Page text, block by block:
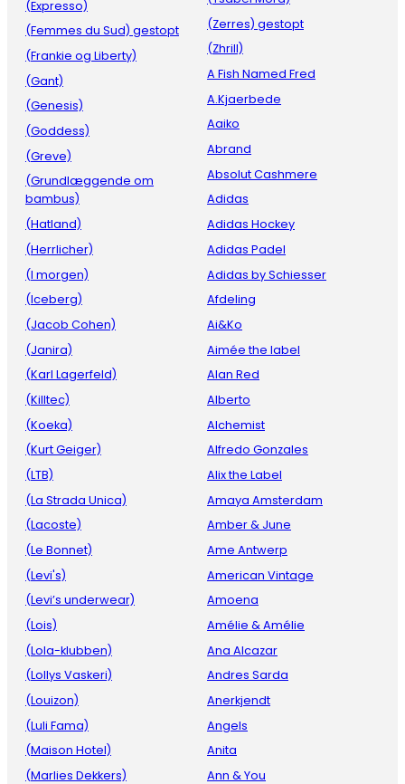
(Expresso)
(Femmes du Sud) gestopt
(Frankie og Liberty)
(Gant)
(Genesis)
(Goddess)
(Greve)
(Grundlæggende om
bambus)
(Hatland)
(Herrlicher)
(I morgen)
(Iceberg)
(Jacob Cohen)
(Janira)
(Karl Lagerfeld)
(Killtec)
(Koeka)
(Kurt Geiger)
(LTB)
(La Strada Unica)
(Lacoste)
(Le Bonnet)
(Levi's)
(Levi’s underwear)
(Lois)
(Lola-klubben)
(Lollys Vaskeri)
(Louizon)
(Luli Fama)
(Maison Hotel)
(Marlies Dekkers)
(Zerres) gestopt
(Zhrill)
A Fish Named Fred
A.Kjaerbede
Aaiko
Abrand
Absolut Cashmere
Adidas
Adidas Hockey
Adidas Padel
Adidas by Schiesser
Afdeling
Ai&Ko
Aimée the label
Alan Red
Alberto
Alchemist
Alfredo Gonzales
Alix the Label
Amaya Amsterdam
Amber & June
Ame Antwerp
American Vintage
Amoena
Amélie & Amélie
Ana Alcazar
Andres Sarda
Anerkjendt
Angels
Anita
Ann & You